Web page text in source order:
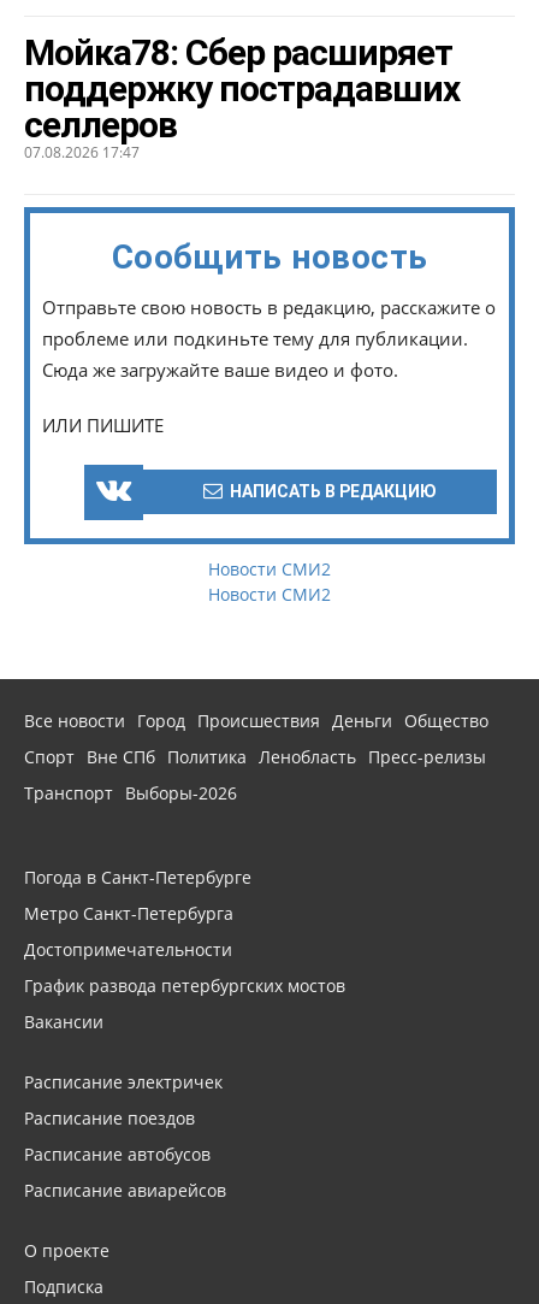
Мойка78: Сбер расширяет
поддержку пострадавших
селлеров
07.08.2026 17:47
Сообщить новость
Отправьте свою новость в редакцию, расскажите о
проблеме или подкиньте тему для публикации.
Сюда же загружайте ваше видео и фото.
ИЛИ ПИШИТЕ
НАПИСАТЬ В РЕДАКЦИЮ
Новости СМИ2
Новости СМИ2
Все новости Город Происшествия Деньги
Общество
Спорт Вне СПб Политика Ленобласть Пресс-релизы
Транспорт Выборы-2026
Погода в Санкт-Петербурге
Метро Санкт-Петербурга
Достопримечательности
График развода петербургских мостов
Вакансии
Расписание электричек
Расписание поездов
Расписание автобусов
Расписание авиарейсов
О проекте
Подписка